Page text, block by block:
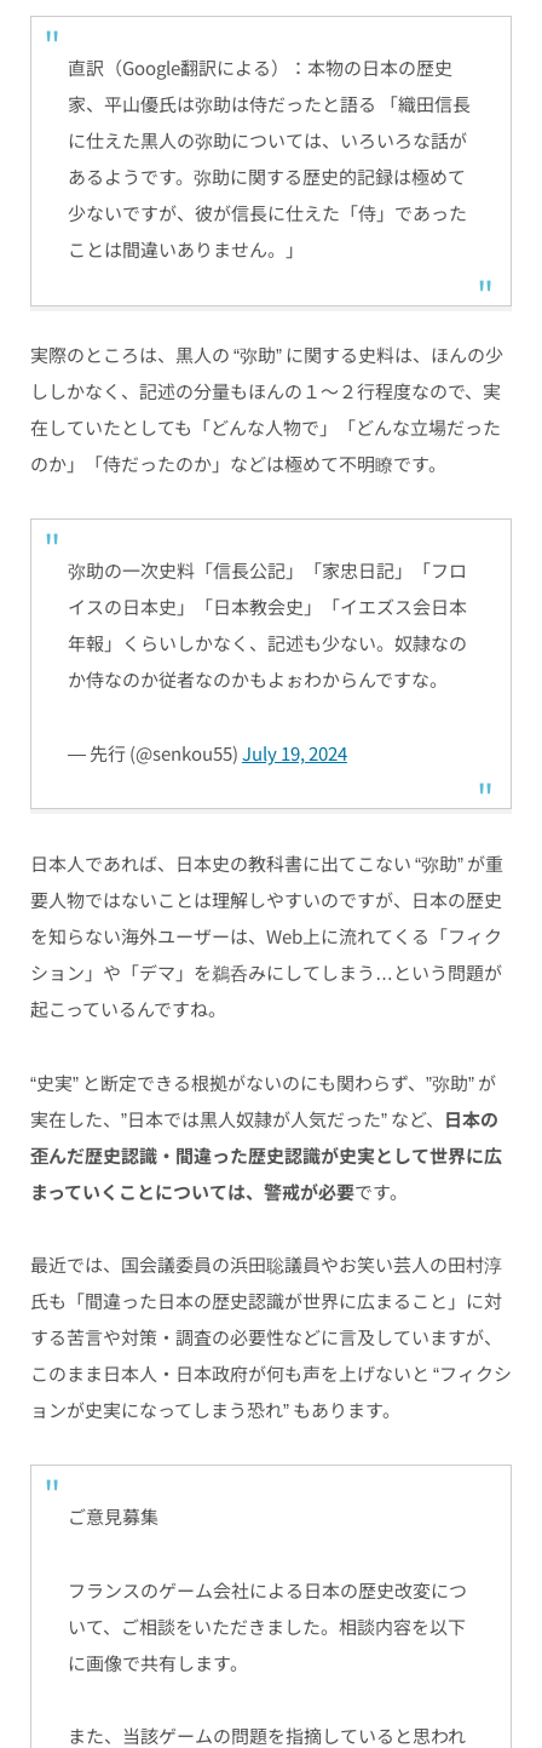
直訳（Google翻訳による）： 本物の日本の歴史
家、平山優氏は弥助は侍だったと語る 「織田信長
に仕えた黒人の弥助については、いろいろな話が
あるようです。弥助に関する歴史的記録は極めて
少ないですが、彼が信長に仕えた「侍」であった
ことは間違いありません。」
実際のところは、黒人の “弥助” に関する史料は、ほんの少
ししかなく、記述の分量もほんの１〜２行程度なので、実
在していたとしても「どんな人物で」「どんな立場だった
のか」「侍だったのか」などは極めて不明瞭です。
弥助の一次史料「信長公記」「家忠日記」「フロ
イスの日本史」「日本教会史」「イエズス会日本
年報」くらいしかなく、記述も少ない。奴隷なの
か侍なのか従者なのかもよぉわからんですな。
— 先行 (@senkou55)July 19, 2024
日本人であれば、日本史の教科書に出てこない “弥助” が重
要人物ではないことは理解しやすいのですが、日本の歴史
を知らない海外ユーザーは、Web上に流れてくる「フィク
ション」や「デマ」を鵜呑みにしてしまう…という問題が
起こっているんですね。
“史実” と断定できる根拠がないのにも関わらず、”弥助” が
実在した、”日本では黒人奴隷が人気だった” など、
日本の
歪んだ歴史認識・間違った歴史認識が史実として世界に広
まっていくことについては、警戒が必要です。
最近では、国会議委員の浜田聡議員やお笑い芸人の田村淳
氏も「間違った日本の歴史認識が世界に広まること」に対
する苦言や対策・調査の必要性などに言及していますが、
このまま日本人・日本政府が何も声を上げないと “フィクシ
ョンが史実になってしまう恐れ” もあります。
ご意見募集
フランスのゲーム会社による日本の歴史改変につ
いて、ご相談をいただきました。相談内容を以下
に画像で共有します。
また、当該ゲームの問題を指摘していると思われ